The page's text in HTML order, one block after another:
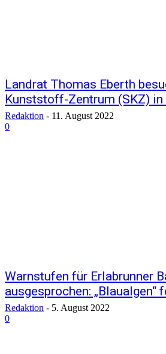
Landrat Thomas Eberth
Kunststoff-Zentrum (SKZ) in
Redaktion - 11. August 2022
0
Warnstufen für Erlabrunner
ausgesprochen: „Blaualgen“
Redaktion - 5. August 2022
0